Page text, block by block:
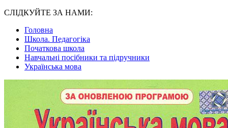
СЛІДКУЙТЕ ЗА НАМИ:
Головна
Школа. Педагогіка
Початкова школа
Навчальні посібники та підручники
Українська мова